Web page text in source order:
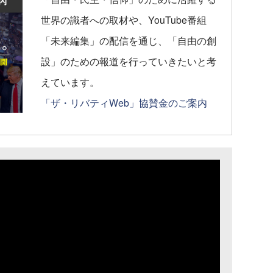
世界の識者への取材や、YouTube番組
「未来編集」の配信を通じ、「自由の創
設」のための報道を行っていきたいと考
えています。
「ザ・リバティWeb」協賛金のご案内